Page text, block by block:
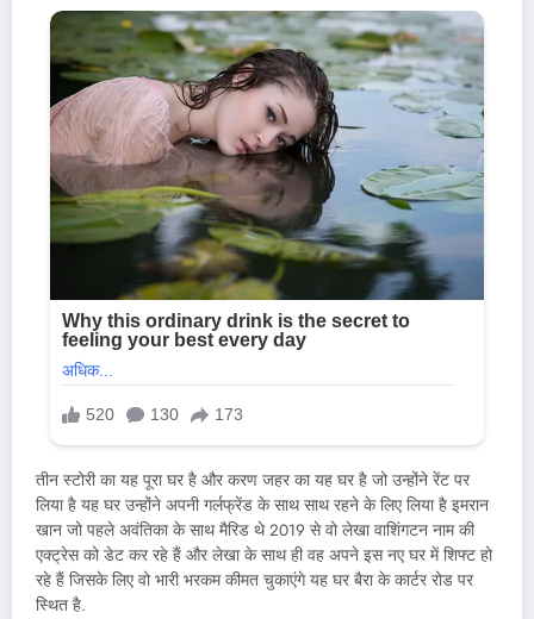
तीन स्टोरी का यह पूरा घर है और करण जहर का यह घर है जो उन्होंने रेंट पर
लिया है यह घर उन्होंने अपनी गर्लफ्रेंड के साथ साथ रहने के लिए लिया है इमरान
खान जो पहले अवंतिका के साथ मैरिड थे 2019 से वो लेखा वाशिंगटन नाम की
एक्ट्रेस को डेट कर रहे हैं और लेखा के साथ ही वह अपने इस नए घर में शिफ्ट हो
रहे हैं जिसके लिए वो भारी भरकम कीमत चुकाएंगे यह घर बैरा के कार्टर रोड पर
स्थित है.